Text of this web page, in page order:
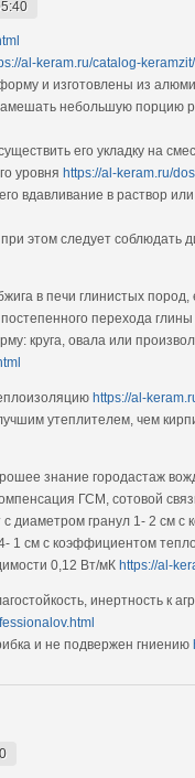
al-keram.ru/catalog-
и изготовлены из
небольшую порцию
его укладку на
уровня https://al-keram.ru/
вдавливание в раствор
этом следует соблюдать
в печи глинистых
перехода
круга, овала или
https://al-
утеплителем, чем
знание городастаж
ГСМ, сотовой
диаметром гранул 1- 2 см
1 см с коэффициентом
0,12 Вт/мК https://al-
инертность к
и не подвержен гниению